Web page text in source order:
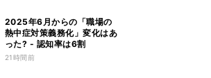
2025年6月からの「職場の
熱中症対策義務化」変化はあ
った? - 認知率は6割
21時間前